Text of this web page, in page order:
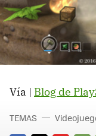
Vía | Blog de
TEMAS